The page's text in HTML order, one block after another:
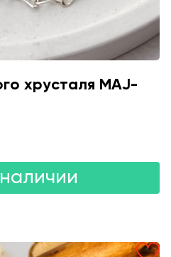
хрусталя MAJ-